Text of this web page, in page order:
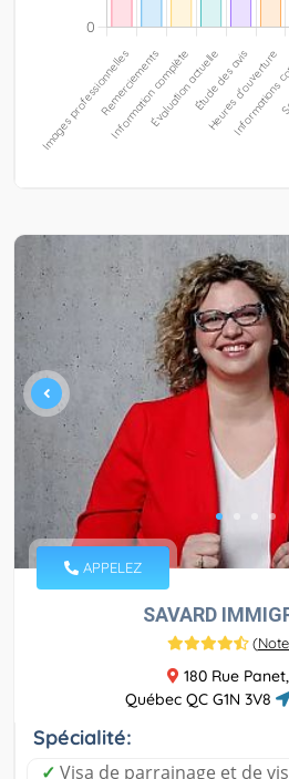
APPELEZ
SAVARD
(
180 Rue
Québec QC G1N 3V8
Spécialité:
✓ Visa de parrainage et de